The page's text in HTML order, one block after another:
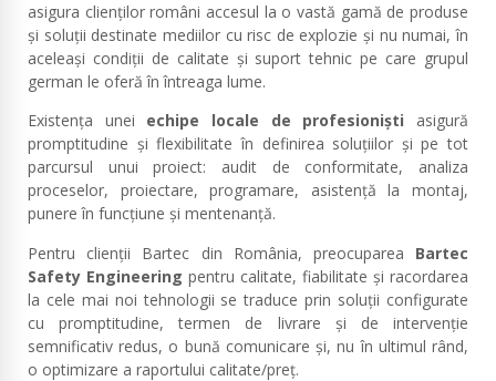
asigura clienților români accesul la o vastă gamă de produse
și soluții destinate mediilor cu risc de explozie și nu numai, în
aceleași condiții de calitate și suport tehnic pe care grupul
german le oferă în întreaga lume.
Existența unei echipe locale de profesioniști asigură
promptitudine și flexibilitate în definirea soluțiilor și pe tot
parcursul unui proiect: audit de conformitate, analiza
proceselor, proiectare, programare, asistență la montaj,
punere în funcțiune și mentenanță.
Pentru clienții Bartec din România, preocuparea Bartec
Safety Engineering pentru calitate, fiabilitate și racordarea
la cele mai noi tehnologii se traduce prin soluții configurate
cu promptitudine, termen de livrare și de intervenție
semnificativ redus, o bună comunicare și, nu în ultimul rând,
o optimizare a raportului calitate/preț.